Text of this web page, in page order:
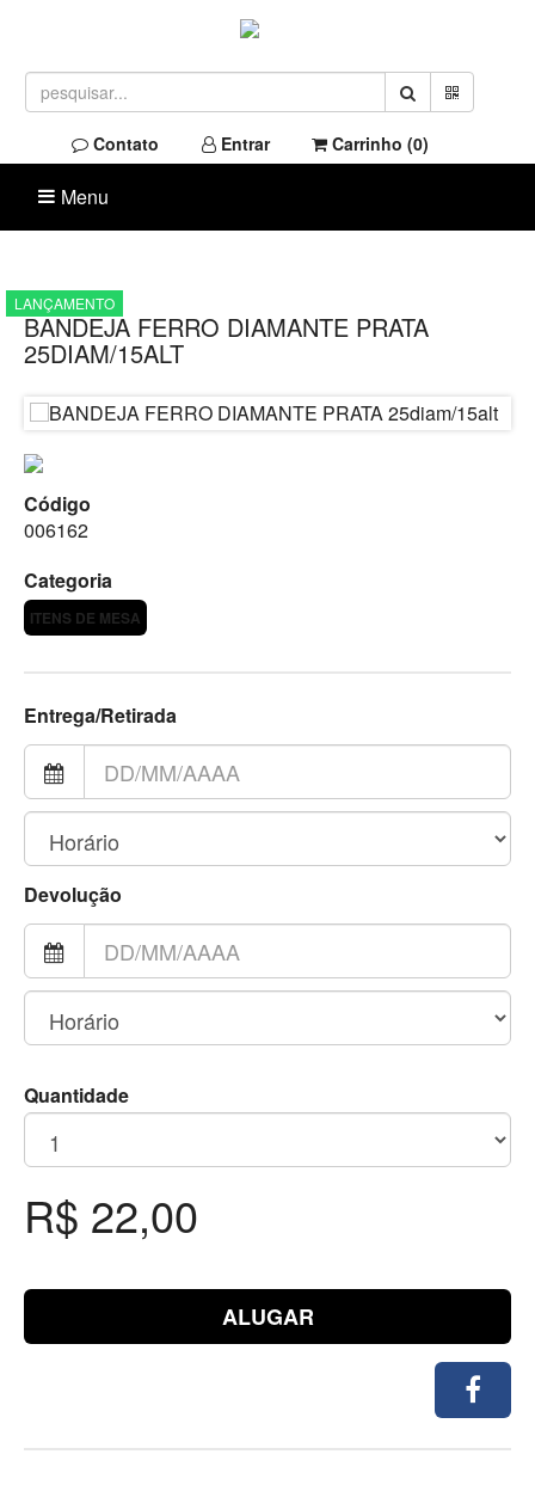
Contato Entrar Carrinho (0)
Menu
BANDEJA FERRO DIAMANTE PRATA
25DIAM/15ALT
LANÇAMENTO
Código
006162
Categoria
ITENS DE MESA
Entrega/Retirada
Devolução
Quantidade
R$ 22,00
ALUGAR